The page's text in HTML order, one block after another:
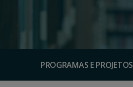
PROGRAMAS E PROJETOS